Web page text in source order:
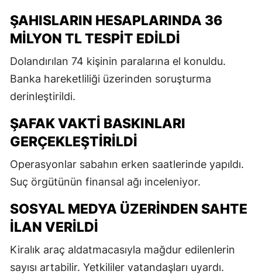
ŞAHISLARIN HESAPLARINDA 36
MILYON TL TESPIT EDILDI
Dolandırılan 74 kişinin paralarına el konuldu.
Banka hareketliliği üzerinden soruşturma
derinleştirildi.
ŞAFAK VAKTI BASKINLARI
GERÇEKLEŞTIRILDI
Operasyonlar sabahın erken saatlerinde yapıldı.
Suç örgütünün finansal ağı inceleniyor.
SOSYAL MEDYA ÜZERINDEN SAHTE
ILAN VERILDI
Kiralık araç aldatmacasıyla mağdur edilenlerin
sayısı artabilir. Yetkililer vatandaşları uyardı.